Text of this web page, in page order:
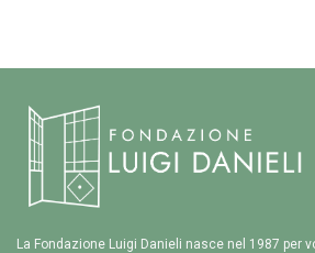
La Fondazione Luigi Danieli nasce nel 1987 per